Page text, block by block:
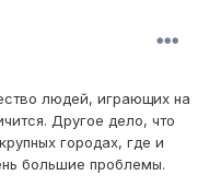
людей, играющих на
Другое дело, что
городах, где и
большие проблемы.